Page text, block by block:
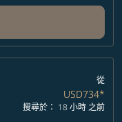
從
USD734*
搜尋於： 18 小時 之前